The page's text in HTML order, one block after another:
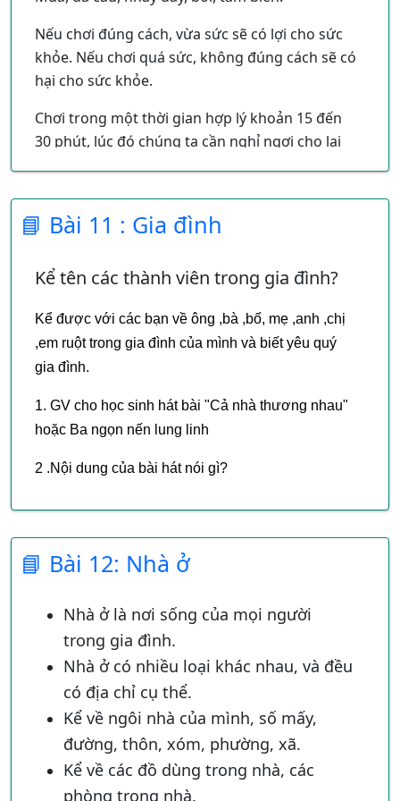
Nếu chơi đúng cách, vừa sức sẽ có lợi cho sức
khỏe. Nếu chơi quá sức, không đúng cách sẽ có
hại cho sức khỏe.
Chơi trong một thời gian hợp lý khoản 15 đến
30 phút, lúc đó chúng ta cần nghỉ ngơi cho lại
v.v...hoặc thay đổi hình thức hoạt động nhẹ
nhàng hơn.
Chúng ta nên thực hiện các tư thế đi, đứng
Khoản cách ngồi xem tivi cách màn hình từ 2,5
mét đến 3 met, tùy theo độ lớn của màn hình
khoản từ 20 đến 30 cm, không nên cúi sát quá
dẫn đến cận thị
Lúc đi, lúc đứng phải thẳng lưng, thẳng chân,
📘 Bài 11 : Gia đình
Kể tên các thành viên trong gia đình?
Kể được với các bạn về ông ,bà ,bố, mẹ ,anh ,chị
,em ruột trong gia đình của mình và biết yêu quý
gia đình.
1. GV cho học sinh hát bài "Cả nhà thương nhau"
hoặc Ba ngọn nến lung linh
2 .Nội dung của bài hát nói gì?
3. Xem tranh và thảo luận
những người thân sống trong một nhà, gọi là gia
4. Cho Học sinh vẽ tranh về gia đình của mình(vẽ
gia đình lúc ăn, lúc đi chơi, lúc xem tivi, lúc học bài
Kết Luận: Mỗi người sinh ra đều có gia đình, trong
gia đình có Bố, Mẹ, Anh, Chị, Em, Ông, Bà. nơi êm
được yêu thương chăm sóc, quan tâm đến nhau,
em có quyền được sống chung với những người
📘 Bài 12: Nhà ở
Nhà ở là nơi sống của mọi người
trong gia đình.
Nhà ở có nhiều loại khác nhau, và đều
có địa chỉ cụ thể.
Kể về ngôi nhà của mình, số mấy,
đường, thôn, xóm, phường, xã.
Kể về các đồ dùng trong nhà, các
phòng trong nhà.